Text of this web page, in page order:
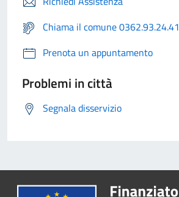
Chiama il comune 0362.93.24.41
Prenota un appuntamento
Problemi in città
Segnala disservizio